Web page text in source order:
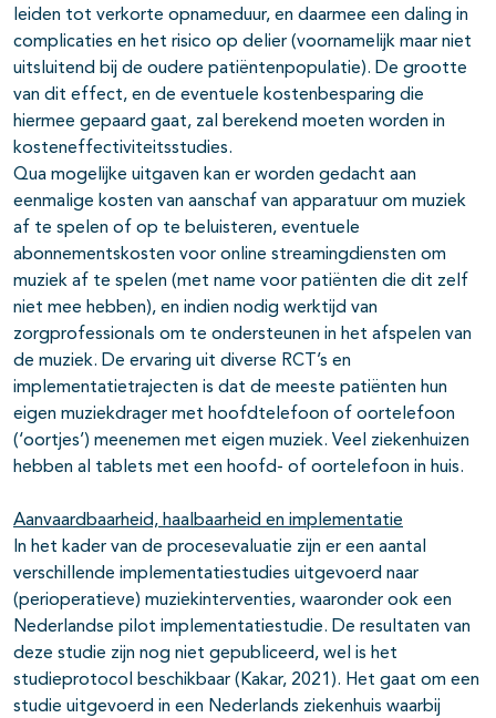
leiden tot verkorte opnameduur, en daarmee een daling in
complicaties en het risico op delier (voornamelijk maar niet
uitsluitend bij de oudere patiëntenpopulatie). De grootte
van dit effect, en de eventuele kostenbesparing die
hiermee gepaard gaat, zal berekend moeten worden in
kosteneffectiviteitsstudies.
Qua mogelijke uitgaven kan er worden gedacht aan
eenmalige kosten van aanschaf van apparatuur om muziek
af te spelen of op te beluisteren, eventuele
abonnementskosten voor online streamingdiensten om
muziek af te spelen (met name voor patiënten die dit zelf
niet mee hebben), en indien nodig werktijd van
zorgprofessionals om te ondersteunen in het afspelen van
de muziek. De ervaring uit diverse RCT’s en
implementatietrajecten is dat de meeste patiënten hun
eigen muziekdrager met hoofdtelefoon of oortelefoon
(‘oortjes’) meenemen met eigen muziek. Veel ziekenhuizen
hebben al tablets met een hoofd- of oortelefoon in huis.
Aanvaardbaarheid, haalbaarheid en implementatie
In het kader van de procesevaluatie zijn er een aantal
verschillende implementatiestudies uitgevoerd naar
(perioperatieve) muziekinterventies, waaronder ook een
Nederlandse pilot implementatiestudie. De resultaten van
deze studie zijn nog niet gepubliceerd, wel is het
studieprotocol beschikbaar (Kakar, 2021). Het gaat om een
studie uitgevoerd in een Nederlands ziekenhuis waarbij